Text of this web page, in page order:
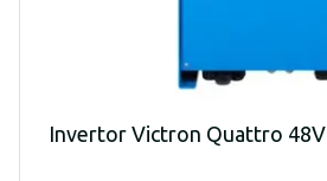
Invertor Victron Quattro 48V